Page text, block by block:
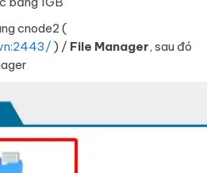
cnode2 (
) / File Manager, sau đó